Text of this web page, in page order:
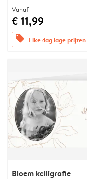
Vanaf
€ 11,99
offers Elke dag lage prijzen
Bloem kalligrafie